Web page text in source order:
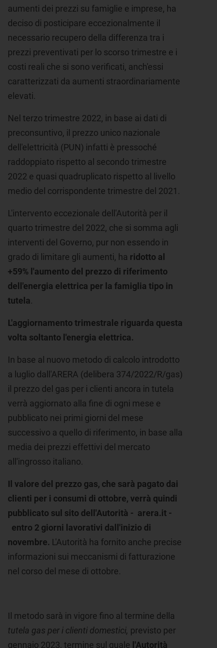
aumenti dei prezzi su famiglie e imprese, ha
deciso di posticipare eccezionalmente il
necessario recupero della differenza tra i
prezzi preventivati per lo scorso trimestre e i
costi reali che si sono verificati, anch'essi
caratterizzati da aumenti straordinariamente
elevati.
Nel terzo trimestre 2022, in base ai dati di
preconsuntivo, il prezzo unico nazionale
dell'elettricità (PUN) infatti è pressoché
raddoppiato rispetto al secondo trimestre
2022 e quasi quadruplicato rispetto al livello
medio del corrispondente trimestre del 2021.
L'intervento eccezionale dell'Autorità per il
quarto trimestre del 2022, che si somma agli
interventi del Governo, pur non essendo in
grado di limitare gli aumenti, ha ridotto al
+59% l'aumento del prezzo di riferimento
dell'energia elettrica per la famiglia tipo in
tutela.
L'aggiornamento trimestrale riguarda questa
volta soltanto l'energia elettrica.
In base al nuovo metodo di calcolo introdotto
a luglio dall'ARERA (delibera 374/2022/R/gas)
il prezzo del gas per i clienti ancora in tutela
verrà aggiornato alla fine di ogni mese e
pubblicato nei primi giorni del mese
successivo a quello di riferimento, in base alla
media dei prezzi effettivi del mercato
all'ingrosso italiano.
Il valore del prezzo gas, che sarà pagato dai
clienti per i consumi di ottobre, verrà quindi
pubblicato sul sito dell'Autorità - arera.it -
entro 2 giorni lavorativi dall'inizio di
novembre. L'Autorità ha fornito anche precise
informazioni sui meccanismi di fatturazione
nel corso del mese di ottobre.
Il metodo sarà in vigore fino al termine della
tutela gas per i clienti domestici, previsto per
gennaio 2023, termine sul quale l'Autorità